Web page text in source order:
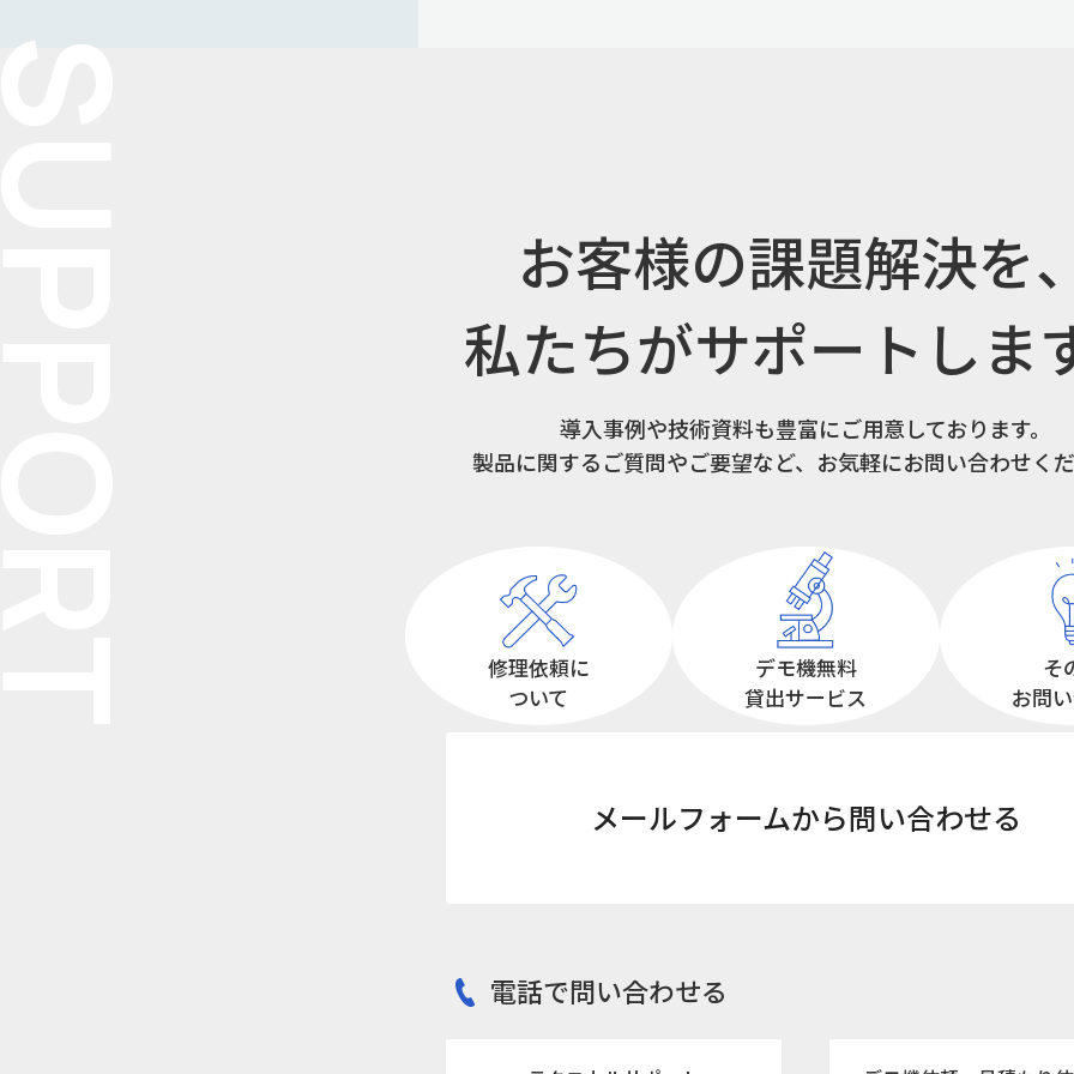
お客様の課題解決を、
私たちがサポートします
導入事例や技術資料も豊富にご用意しております。
製品に関するご質問やご要望など、お気軽にお問い合わせくだ
修理依頼に
ついて
デモ機無料
貸出サービス
そ
お問
メールフォームから問い合わせる
電話で問い合わせる